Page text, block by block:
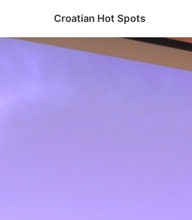
Croatian Hot Spots